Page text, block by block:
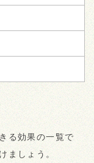
る効果の一覧で
ましょう。